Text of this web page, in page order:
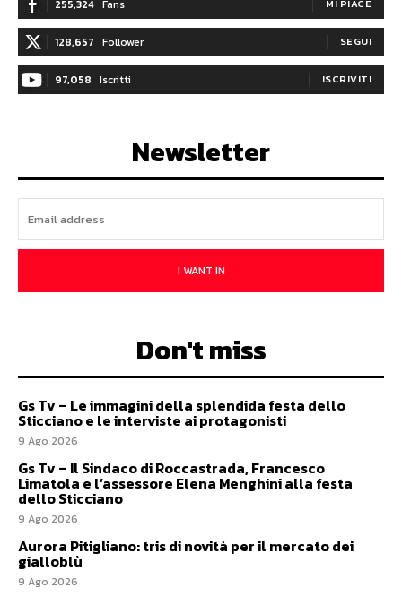
255,324 Fans MI PIACE
128,657 Follower SEGUI
97,058 Iscritti ISCRIVITI
Newsletter
I WANT IN
Don't miss
Gs Tv – Le immagini della splendida festa dello
Sticciano e le interviste ai protagonisti
9 Ago 2026
Gs Tv – Il Sindaco di Roccastrada, Francesco
Limatola e l’assessore Elena Menghini alla festa
dello Sticciano
9 Ago 2026
Aurora Pitigliano: tris di novità per il mercato dei
gialloblù
9 Ago 2026